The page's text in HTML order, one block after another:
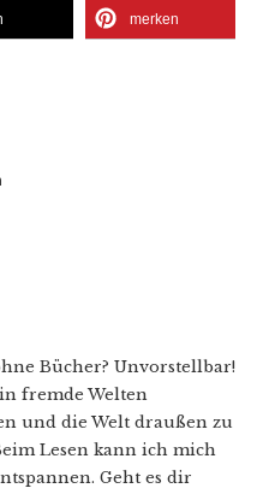
merken
Bücher? Unvorstellbar!
fremde Welten
und die Welt draußen zu
Lesen kann ich mich
Geht es dir